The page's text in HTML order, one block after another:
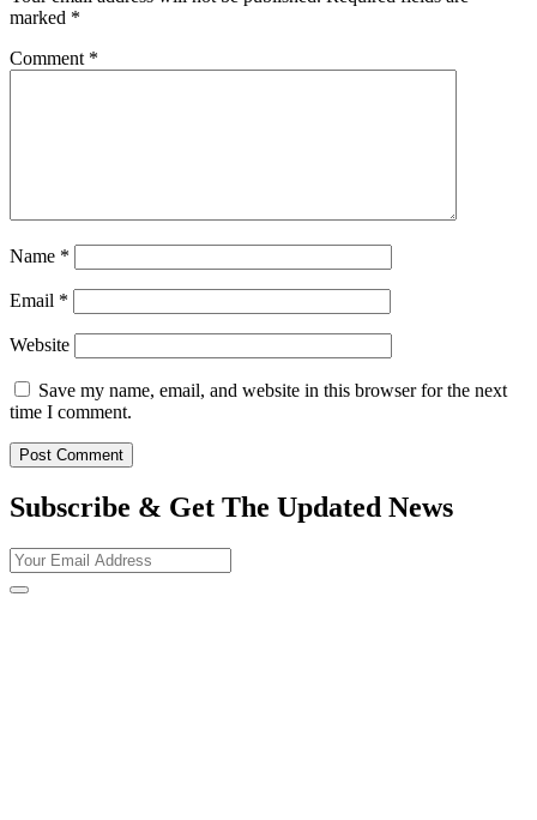
marked *
Comment *
Name *
Email *
Website
Save my name, email, and website in this browser for the next
time I comment.
Subscribe & Get The Updated News